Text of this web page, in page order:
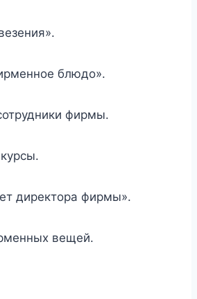
блюдо».
фирмы.
директора фирмы».
вещей.